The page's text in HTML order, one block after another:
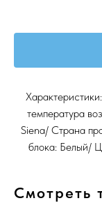
температура
Siena/ Страна
блока: Белый/
Смотреть